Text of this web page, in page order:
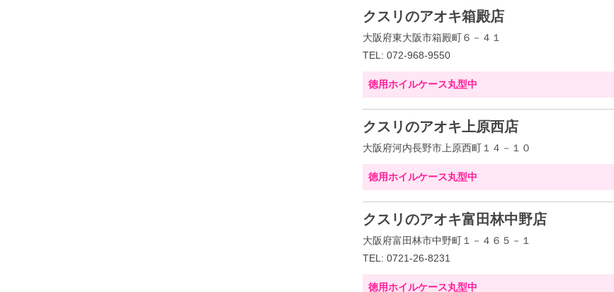
クスリのアオキ箱殿店
大阪府東大阪市箱殿町６－４１
TEL: 072-968-9550
徳用ホイルケース丸型中
クスリのアオキ上原西店
大阪府河内長野市上原西町１４－１０
徳用ホイルケース丸型中
クスリのアオキ富田林中野店
大阪府富田林市中野町１－４６５－１
TEL: 0721-26-8231
徳用ホイルケース丸型中